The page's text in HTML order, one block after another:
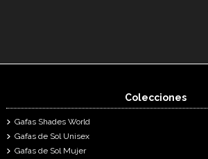
Colecciones
Gafas Shades World
Gafas de Sol Unisex
Gafas de Sol Mujer